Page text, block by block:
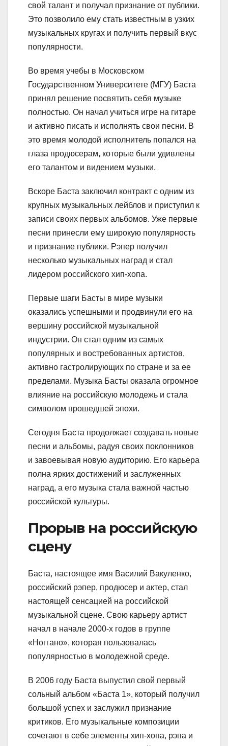
свой талант и получал признание от публики.
Это позволило ему стать известным в узких
музыкальных кругах и получить первый вкус
популярности.
Во время учебы в Московском
Государственном Университете (МГУ) Баста
принял решение посвятить себя музыке
полностью. Он начал учиться игре на гитаре
и активно писать и исполнять свои песни. В
это время молодой исполнитель попался на
глаза продюсерам, которые были удивлены
его талантом и видением музыки.
Вскоре Баста заключил контракт с одним из
крупных музыкальных лейблов и приступил к
записи своих первых альбомов. Уже первые
песни принесли ему широкую популярность
и признание публики. Рэпер получил
несколько музыкальных наград и стал
лидером российского хип-хопа.
Первые шаги Басты в мире музыки
оказались успешными и продвинули его на
вершину российской музыкальной
индустрии. Он стал одним из самых
популярных и востребованных артистов,
активно гастролирующих по стране и за ее
пределами. Музыка Басты оказала огромное
влияние на российскую молодежь и стала
символом прошедшей эпохи.
Сегодня Баста продолжает создавать новые
песни и альбомы, радуя своих поклонников
и завоевывая новую аудиторию. Его карьера
полна ярких достижений и заслуженных
наград, а его музыка стала важной частью
российской культуры.
Прорыв на российскую
сцену
Баста, настоящее имя Василий Вакуленко,
российский рэпер, продюсер и актер, стал
настоящей сенсацией на российской
музыкальной сцене. Свою карьеру артист
начал в начале 2000-х годов в группе
«Ноггано», которая пользовалась
популярностью в молодежной среде.
В 2006 году Баста выпустил свой первый
сольный альбом «Баста 1», который получил
большой успех и заслужил признание
критиков. Его музыкальные композиции
сочетают в себе элементы хип-хопа, рэпа и